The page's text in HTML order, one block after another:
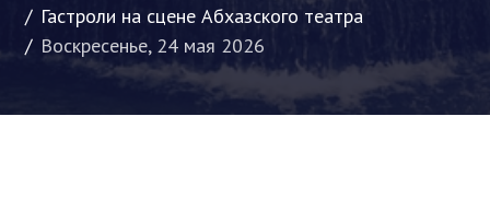
Гастроли на сцене Абхазского театра
Воскресенье, 24 мая 2026